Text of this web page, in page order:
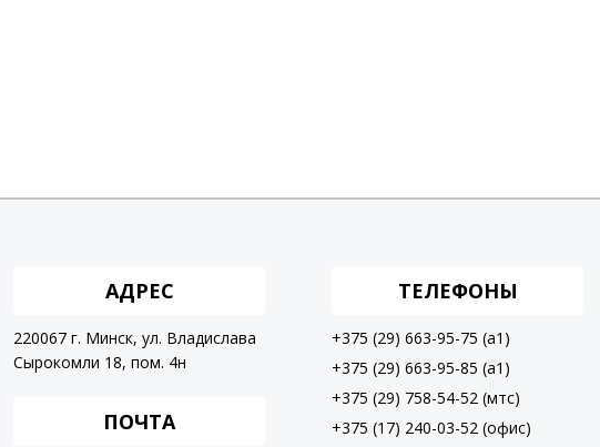
АДРЕС
220067 г. Минск, ул. Владислава
Сырокомли 18, пом. 4н
ПОЧТА
ТЕЛЕФОНЫ
+375 (29) 663-95-75 (a1)
+375 (29) 663-95-85 (a1)
+375 (29) 758-54-52 (мтс)
+375 (17) 240-03-52 (офис)